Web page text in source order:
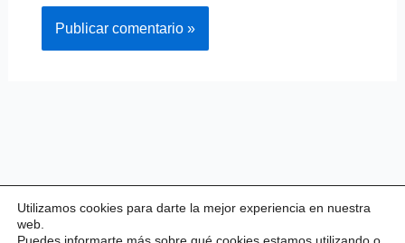
Utilizamos cookies para darte la mejor experiencia en nuestra
web.